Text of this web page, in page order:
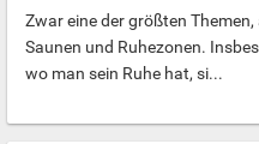
Zwar eine der größten
Saunen und Ruhezonen.
wo man sein Ruhe hat, si...